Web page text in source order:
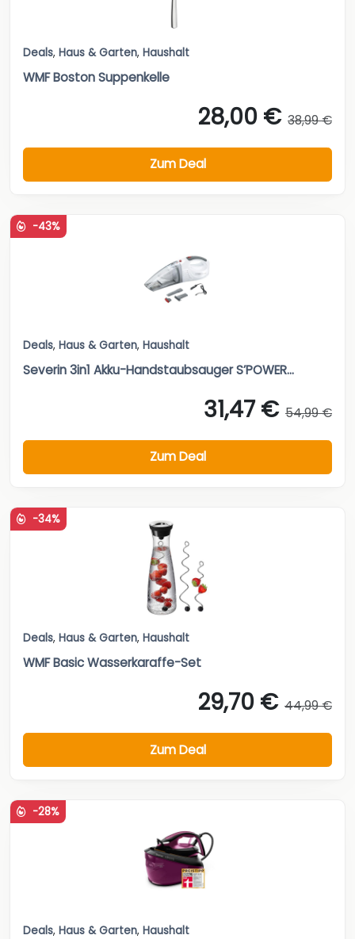
Deals, Haus & Garten, Haushalt
WMF Boston Suppenkelle
28,00 € 38,99 €
Zum Deal
-43%
Deals, Haus & Garten, Haushalt
Severin 3in1 Akku-Handstaubsauger S’POWER...
31,47 € 54,99 €
Zum Deal
-34%
Deals, Haus & Garten, Haushalt
WMF Basic Wasserkaraffe-Set
29,70 € 44,99 €
Zum Deal
-28%
Deals, Haus & Garten, Haushalt